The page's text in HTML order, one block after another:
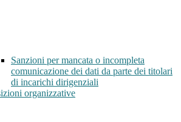
Sanzioni per mancata o incompleta
comunicazione dei dati da parte dei titolari
di incarichi dirigenziali
organizzative